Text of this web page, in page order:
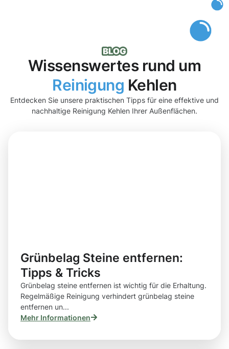
Wissenswertes rund um
Reinigung Kehlen
Entdecken Sie unsere praktischen Tipps für eine effektive und
nachhaltige Reinigung Kehlen Ihrer Außenflächen.
Grünbelag Steine entfernen:
Tipps & Tricks
Grünbelag steine entfernen ist wichtig für die Erhaltung.
Regelmäßige Reinigung verhindert grünbelag steine
entfernen un...
Mehr Informationen